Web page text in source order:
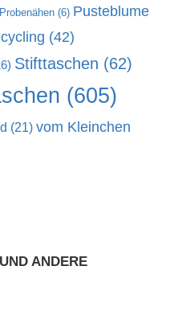
Probenähen (6) Pusteblume
(42)
Stifttaschen (62)
(605)
(21) vom Kleinchen
ANDERE